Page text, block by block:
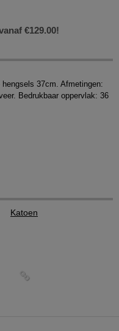
€129.00!
37cm. Afmetingen:
Bedrukbaar oppervlak: 36
Katoen